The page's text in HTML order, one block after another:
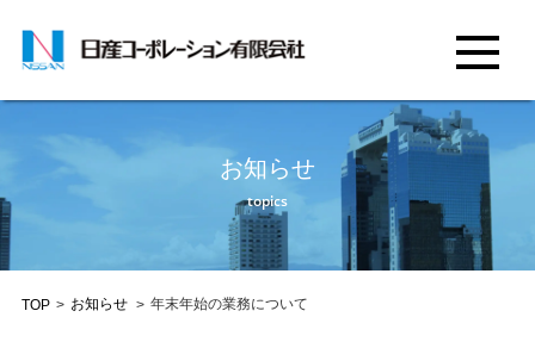
お知らせ
topics
TOP > お知らせ > 年末年始の業務について